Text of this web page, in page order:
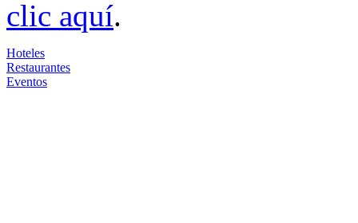
clic aquí.
Hoteles
Restaurantes
Eventos